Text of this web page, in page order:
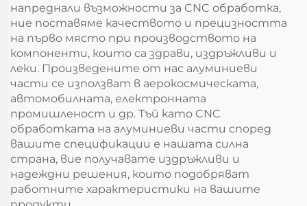
напреднали възможности за CNC обработка,
ние поставяме качеството и прецизността
на първо място при производството на
компоненти, които са здрави, издръжливи и
леки. Произведените от нас алуминиеви
части се използват в аерокосмическата,
автомобилната, електронната
промишленост и др. Тъй като CNC
обработката на алуминиеви части според
вашите спецификации е нашата силна
страна, вие получавате издръжливи и
надеждни решения, които подобряват
работните характеристики на вашите